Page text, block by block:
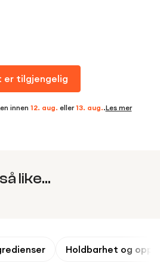
er tilgjengelig
innen 12. aug. eller13. aug..Les mer
like...
Holdbarhet og